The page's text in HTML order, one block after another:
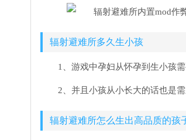
辐射避难所多久生小孩
1、游戏中孕妇从怀孕到生小孩
2、并且小孩从小长大的话也是
辐射避难所怎么生出高品质的孩